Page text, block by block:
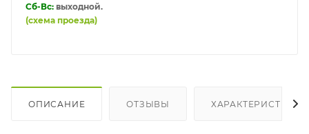
Сб-Вс: выходной.
(схема проезда)
ОПИСАНИЕ ОТЗЫВЫ ХАРАКТЕРИСТИКИ